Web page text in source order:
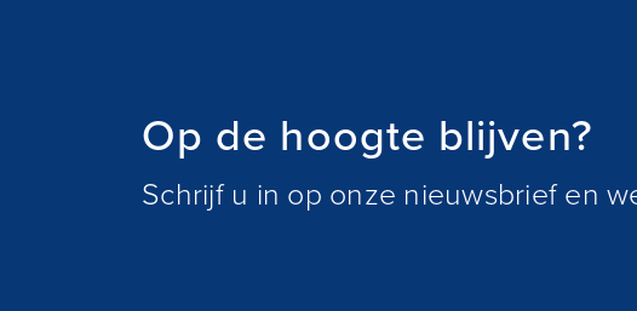
Op de hoogte blijven?
Schrijf u in op onze nieuwsbrief en